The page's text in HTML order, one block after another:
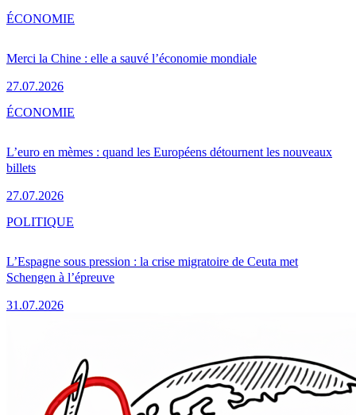
Merci la Chine : elle a sauvé l’économie mondiale
27.07.2026
ÉCONOMIE
L’euro en mèmes : quand les Européens détournent les nouveaux
billets
27.07.2026
ÉCONOMIE
L’Espagne sous pression : la crise migratoire de Ceuta met
Schengen à l’épreuve
31.07.2026
POLITIQUE